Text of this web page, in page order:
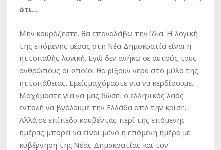
ότι…
Μην κουράζεστε, θα επαναλάβω την ίδια. Η λογική
της επόμενης μέρας στη Νέα Δημοκρατία είναι η
ηττοπαθής λογική. Εγώ δεν ανήκω σε αυτούς τους
ανθρώπους οι οποίοι θα ρίξουν νερό στο μύλο της
ηττοπάθειας. Εμείςμαχόμαστε για να κερδίσουμε.
Μαχόμαστε για να μας δώσει ο ελληνικός λαός
εντολή να βγάλουμε την Ελλάδα από την κρίση.
Αλλά σε επίπεδο κουβέντας περί της επόμενης
ημέρας μπορεί να είναι μόνο η επόμενη ημέρα με
κυβέρνηση της Νέας Δημοκρατίας και τον